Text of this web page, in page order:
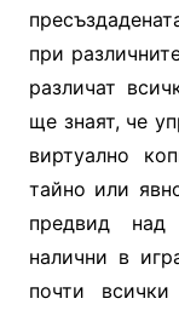
при
различат
ще знаят, че
виртуално
тайно или
предвид
налични в
почти